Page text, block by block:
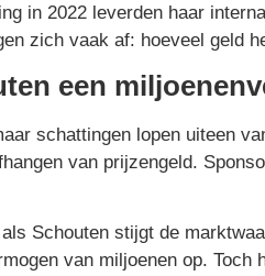
in 2022 leverden haar
zich vaak af: hoeveel geld
een
schattingen lopen uiteen
van prijzengeld.
Schouten stijgt de
van miljoenen op. Toch